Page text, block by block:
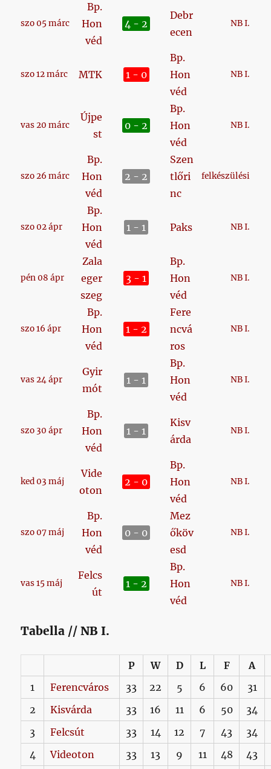
szo 05 márc
Bp.
Hon
véd
4 - 2
Debr
ecen
NB I.
szo 12 márc MTK 1 - 0
Bp.
Hon
véd
NB I.
vas 20 márc
Újpe
st
0 - 2
Bp.
Hon
véd
NB I.
szo 26 márc
Bp.
Hon
véd
2 - 2
Szen
tlőri
nc
felkészülési
szo 02 ápr
Bp.
Hon
véd
1 - 1 Paks NB I.
pén 08 ápr
Zala
eger
szeg
3 - 1
Bp.
Hon
véd
NB I.
szo 16 ápr
Bp.
Hon
véd
1 - 2
Fere
ncvá
ros
NB I.
vas 24 ápr
Gyir
mót
1 - 1
Bp.
Hon
véd
NB I.
szo 30 ápr
Bp.
Hon
véd
1 - 1
Kisv
árda
NB I.
ked 03 máj
Vide
oton
2 - 0
Bp.
Hon
véd
NB I.
szo 07 máj
Bp.
Hon
véd
0 - 0
Mez
őköv
esd
NB I.
vas 15 máj
Felcs
út
1 - 2
Bp.
Hon
véd
NB I.
Tabella // NB I.
P W D L F
A
1
Ferencváros 33 22 5 6 60
31
2
Kisvárda 33 16 11 6 50
34
3
Felcsút 33 14 12 7 43
34
4
Videoton 33 13 9 11 48
43